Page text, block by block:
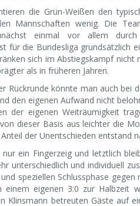
die Grün-Weißen den
Mannschaften wenig. Die
einmal vor allem
für die Bundesliga grundsätzlich
sich im Abstiegskampf
als in früheren Jahren.
Rückrunde könnte man auch bei
den eigenen Aufwand nicht
der eigenen Weiträumigkeit
dieser Basis aus leichter die
der Unentschieden entstand
ein Fingerzeig und letztlich
unterschiedlich und individuell
speziellen Schlussphase
eigenen 3:0 zur Halbzeit
Klinsmann betreuten Gäste auf